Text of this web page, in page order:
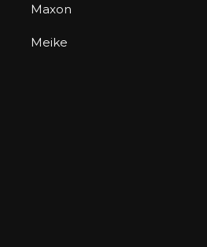
Maxon
Meike